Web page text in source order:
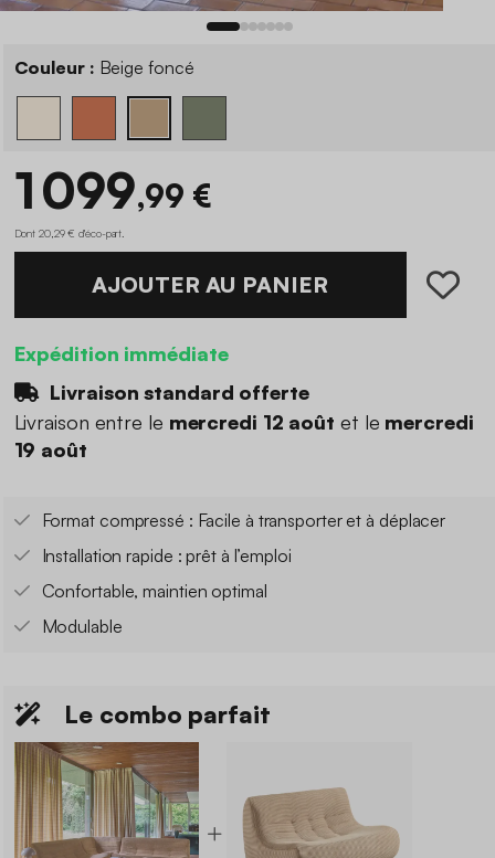
Couleur : Beige foncé
1 099,99 €
Dont 20,29 € d'éco-part
AJOUTER AU PANIER
Expédition immédiate
Livraison standard offerte
Livraison entre le mercredi 12 août et le mercredi
19 août
Format compressé : Facile à transporter et à déplacer
Installation rapide : prêt à l’emploi
Confortable, maintien optimal
Modulable
Le combo parfait